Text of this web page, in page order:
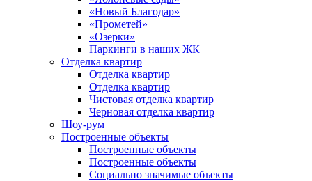
«Новый Благодар»
«Прометей»
«Озерки»
Паркинги в наших ЖК
Отделка квартир
Отделка квартир
Отделка квартир
Чистовая отделка квартир
Черновая отделка квартир
Шоу-рум
Построенные объекты
Построенные объекты
Построенные объекты
Социально значимые объекты